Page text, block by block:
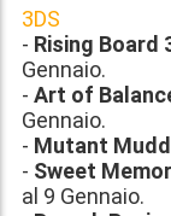
3DS
- Rising Board
Gennaio.
- Art of
Gennaio.
- Mutant
- Sweet
al 9 Gennaio.